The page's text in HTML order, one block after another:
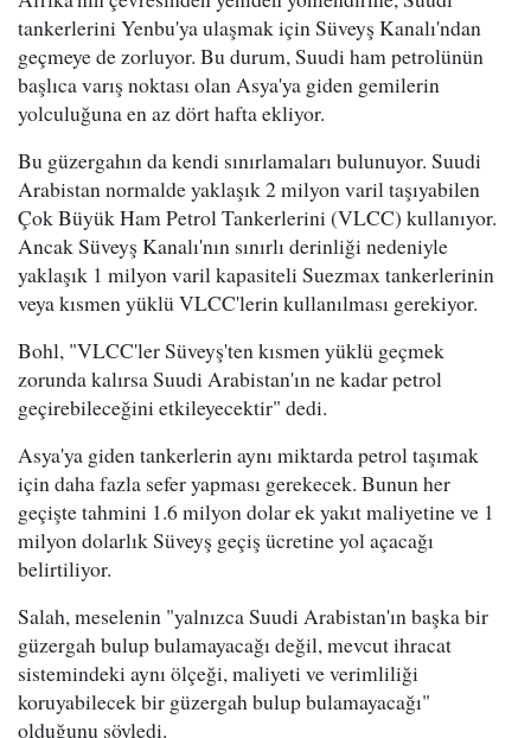
tankerlerini Yenbu'ya ulaşmak için Süveyş Kanalı'ndan
geçmeye de zorluyor. Bu durum, Suudi ham petrolünün
başlıca varış noktası olan Asya'ya giden gemilerin
yolculuğuna en az dört hafta ekliyor.
Bu güzergahın da kendi sınırlamaları bulunuyor. Suudi
Arabistan normalde yaklaşık 2 milyon varil taşıyabilen
Çok Büyük Ham Petrol Tankerlerini (VLCC) kullanıyor.
Ancak Süveyş Kanalı'nın sınırlı derinliği nedeniyle
yaklaşık 1 milyon varil kapasiteli Suezmax tankerlerinin
veya kısmen yüklü VLCC'lerin kullanılması gerekiyor.
Bohl, "VLCC'ler Süveyş'ten kısmen yüklü geçmek
zorunda kalırsa Suudi Arabistan'ın ne kadar petrol
geçirebileceğini etkileyecektir" dedi.
Asya'ya giden tankerlerin aynı miktarda petrol taşımak
için daha fazla sefer yapması gerekecek. Bunun her
geçişte tahmini 1.6 milyon dolar ek yakıt maliyetine ve 1
milyon dolarlık Süveyş geçiş ücretine yol açacağı
belirtiliyor.
Salah, meselenin "yalnızca Suudi Arabistan'ın başka bir
güzergah bulup bulamayacağı değil, mevcut ihracat
sistemindeki aynı ölçeği, maliyeti ve verimliliği
koruyabilecek bir güzergah bulup bulamayacağı"
olduğunu söyledi.